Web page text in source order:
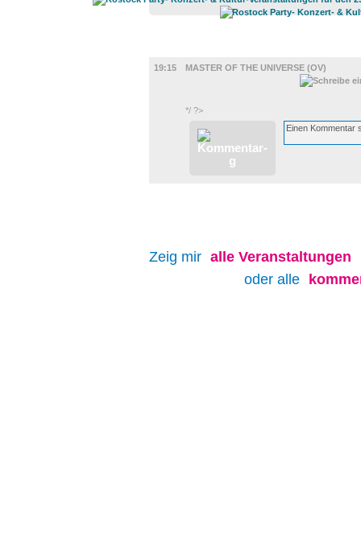
19:15
MASTER OF THE UNIVERSE (OV)
*/ ?>
Zeig mir alle Veranstaltungen
oder alle